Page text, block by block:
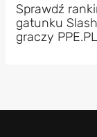
Sprawdź
gatunku
graczy PPE.PL